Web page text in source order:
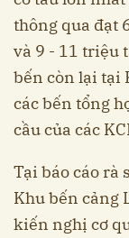
thông qua đạt
và 9 - 11 triệu
bến còn lại tại
các bến tổng
cầu của các
Tại báo cáo rà
Khu bến cảng
kiến nghị cơ